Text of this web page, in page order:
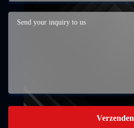
Verzenden